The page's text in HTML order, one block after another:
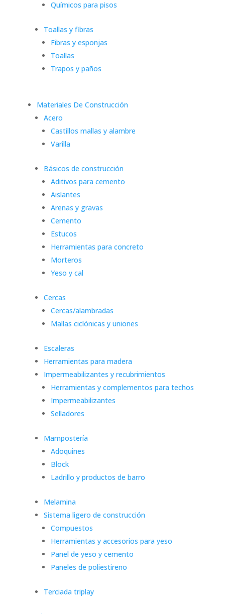
Químicos para pisos
Toallas y fibras
Fibras y esponjas
Toallas
Trapos y paños
Materiales De Construcción
Acero
Castillos mallas y alambre
Varilla
Básicos de construcción
Aditivos para cemento
Aislantes
Arenas y gravas
Cemento
Estucos
Herramientas para concreto
Morteros
Yeso y cal
Cercas
Cercas/alambradas
Mallas ciclónicas y uniones
Escaleras
Herramientas para madera
Impermeabilizantes y recubrimientos
Herramientas y complementos para techos
Impermeabilizantes
Selladores
Mampostería
Adoquines
Block
Ladrillo y productos de barro
Melamina
Sistema ligero de construcción
Compuestos
Herramientas y accesorios para yeso
Panel de yeso y cemento
Paneles de poliestireno
Terciada triplay